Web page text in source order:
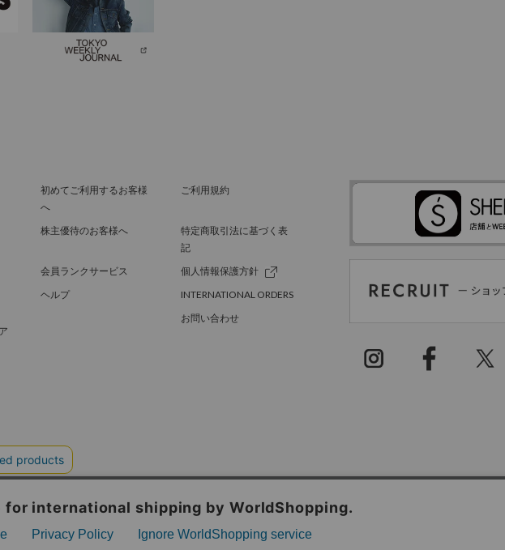
初めてご利用するお客様
へ
ご利用規約
株主優待のお客様へ
特定商取引法に基づく表
記
会員ランクサービス
個人情報保護方針
ヘルプ
INTERNATIONAL ORDERS
お問い合わせ
GREEN 採用情報